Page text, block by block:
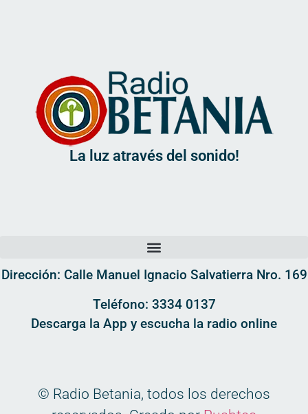
La luz através del sonido!
Dirección: Calle Manuel Ignacio Salvatierra Nro. 169
Teléfono: 3334 0137
Descarga la App y escucha la radio online
© Radio Betania, todos los derechos